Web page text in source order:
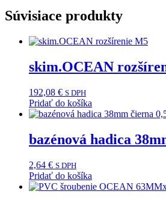
biela
Súvisiace produkty
skim.OCEAN
192,08 € S DPH
Pridať do košíka
bazénová hadica
2,64 € S DPH
Pridať do košíka